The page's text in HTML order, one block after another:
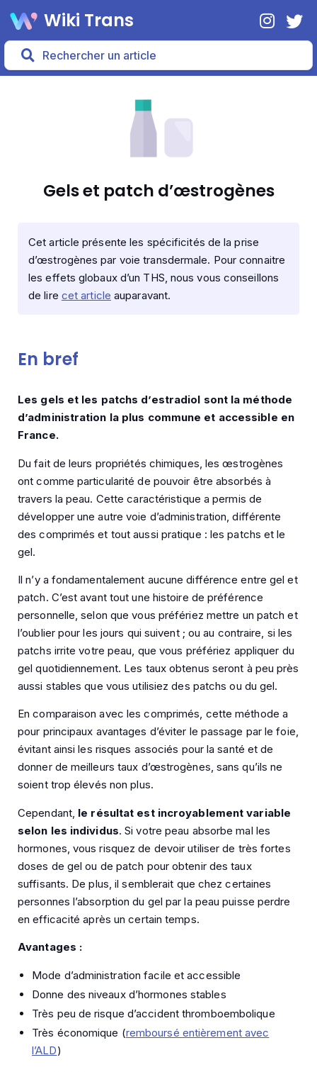
Wiki Trans
Gels et patch d’œstrogènes
Cet article présente les spécificités de la prise
d’œstrogènes par voie transdermale. Pour connaitre
les effets globaux d’un THS, nous vous conseillons
de lire cet article auparavant.
En bref
Les gels et les patchs d’estradiol sont la méthode
d’administration la plus commune et accessible en
France.
Du fait de leurs propriétés chimiques, les œstrogènes
ont comme particularité de pouvoir être absorbés à
travers la peau. Cette caractéristique a permis de
développer une autre voie d’administration, différente
des comprimés et tout aussi pratique : les patchs et le
gel.
Il n’y a fondamentalement aucune différence entre gel et
patch. C’est avant tout une histoire de préférence
personnelle, selon que vous préfériez mettre un patch et
l’oublier pour les jours qui suivent ; ou au contraire, si les
patchs irrite votre peau, que vous préfériez appliquer du
gel quotidiennement. Les taux obtenus seront à peu près
aussi stables que vous utilisiez des patchs ou du gel.
En comparaison avec les comprimés, cette méthode a
pour principaux avantages d’éviter le passage par le foie,
évitant ainsi les risques associés pour la santé et de
donner de meilleurs taux d’œstrogènes, sans qu’ils ne
soient trop élevés non plus.
Cependant, le résultat est incroyablement variable
selon les individus. Si votre peau absorbe mal les
hormones, vous risquez de devoir utiliser de très fortes
doses de gel ou de patch pour obtenir des taux
suffisants. De plus, il semblerait que chez certaines
personnes l’absorption du gel par la peau puisse perdre
en efficacité après un certain temps.
Avantages :
Mode d’administration facile et accessible
Donne des niveaux d’hormones stables
Très peu de risque d’accident thromboembolique
Très économique (remboursé entièrement avec
l’ALD)